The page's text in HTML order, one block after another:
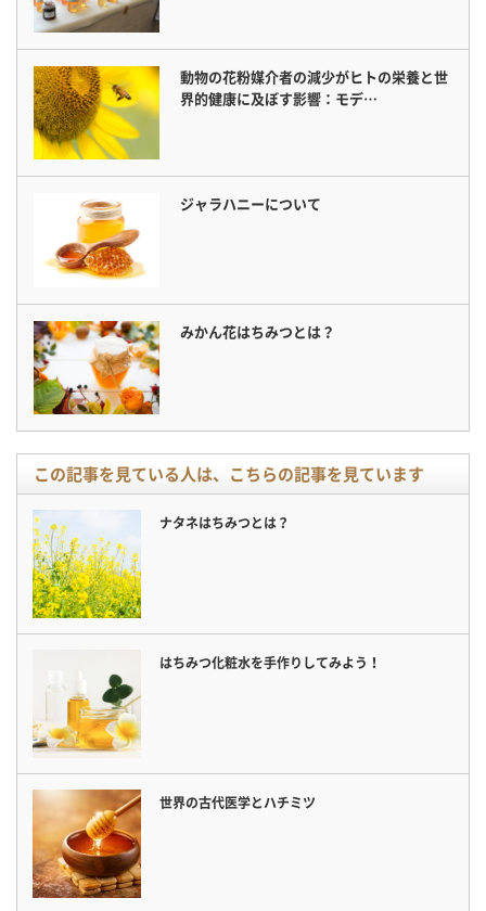
動物の花粉媒介者の減少がヒトの栄養と世
界的健康に及ぼす影響：モデ…
ジャラハニーについて
みかん花はちみつとは？
この記事を見ている人は、こちらの記事を見ています
ナタネはちみつとは？
はちみつ化粧水を手作りしてみよう！
世界の古代医学とハチミツ